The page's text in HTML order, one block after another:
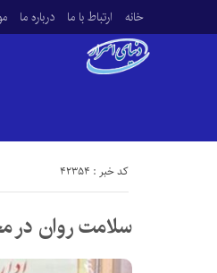
خانه ارتباط با ما درباره ما
کد خبر : 42354
سلامت روان در